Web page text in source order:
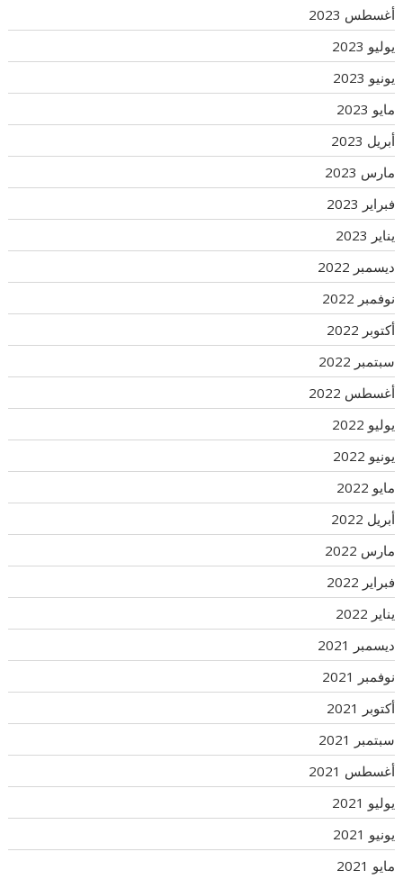
أغسطس 2023
يوليو 2023
يونيو 2023
مايو 2023
أبريل 2023
مارس 2023
فبراير 2023
يناير 2023
ديسمبر 2022
نوفمبر 2022
أكتوبر 2022
سبتمبر 2022
أغسطس 2022
يوليو 2022
يونيو 2022
مايو 2022
أبريل 2022
مارس 2022
فبراير 2022
يناير 2022
ديسمبر 2021
نوفمبر 2021
أكتوبر 2021
سبتمبر 2021
أغسطس 2021
يوليو 2021
يونيو 2021
مايو 2021